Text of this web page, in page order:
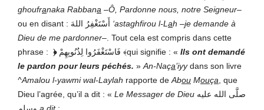
ghoufranaka Rabbana –Ô, Pardonne nous, notre Seigneur–
‘astaghfirou l-L ah –je demande à
Dieu de me pardonner–. Tout cela est compris dans cette
phrase : ﴿ فَاسْتَغْفَرُوا لِذُنُوبِهِمْ ﴾qui signifie : « Ils ont demandé
le pardon pour leurs péchés. » An-Naça’iyydans son livre
^Amalou l-yawmi wal-Laylah rapporte de Abou Mouça , que
Dieu l’agrée, qu’il a dit : « Le Messager de Dieu